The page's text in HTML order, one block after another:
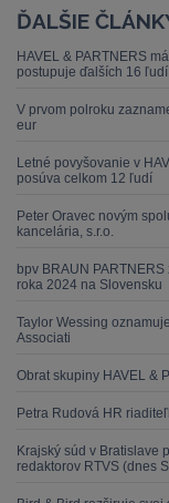
ĎALŠIE
HAVEL & PARTNERS
postupuje ďalších 16 ľudí
V prvom polroku
eur
Letné povyšovanie v
posúva celkom 12 ľudí
Peter Oravec novým
kancelária, s.r.o.
bpv BRAUN
roka 2024 na Slovensku
Taylor Wessing
Associati
Obrat skupiny HAVEL &
Petra Rudová HR
Krajský súd v Bratislave
redaktorov RTVS (dnes